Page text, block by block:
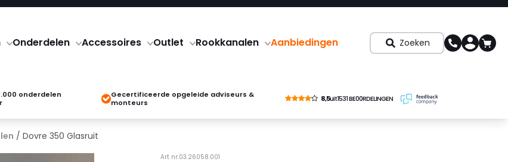
Onderdelen Accessoires Outlet Rookkanalen Aanbiedingen Zoeken
onderdelen
Gecertificeerde opgeleide adviseurs &
monteurs
8,5uit1531 BE00RDELINGEN
/ Dovre 350 Glasruit
Art nr:03.26058.001